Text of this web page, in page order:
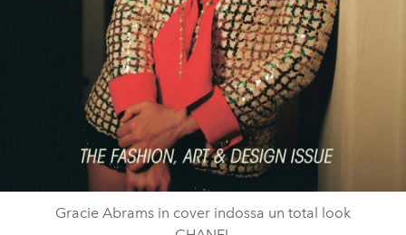
Gracie Abrams in cover indossa un total look